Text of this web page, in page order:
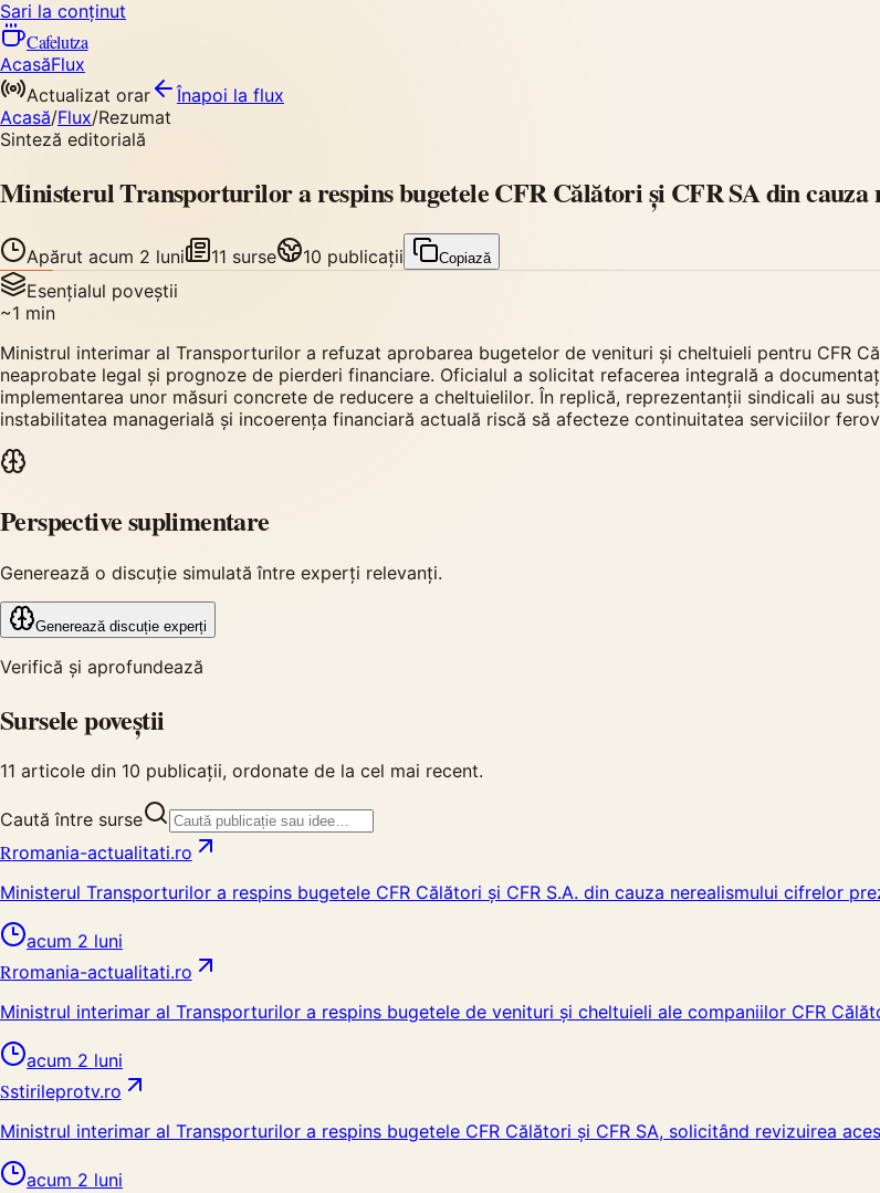
Sari la conținut
Cafelutza
AcasăFlux
Actualizat orar
Înapoi la flux
Acasă/Flux/Rezumat
Sinteză editorială
Ministerul Transporturilor a respins bugetele CFR Călători și CFR SA din
Apărut acum 2 luni 11 surse 10 publicații Copiază
Esențialul poveștii
~1 min
Ministrul interimar al Transporturilor a refuzat aprobarea bugetelor de venituri și cheltuieli pentru CFR
neaprobate legal și prognoze de pierderi financiare. Oficialul a solicitat refacerea integrală a
implementarea unor măsuri concrete de reducere a cheltuielilor. În replică, reprezentanții sindicali au
instabilitatea managerială și incoerența financiară actuală riscă să afecteze continuitatea serviciilor
Perspective suplimentare
Generează o discuție simulată între experți relevanți.
Generează discuție experți
Verifică și aprofundează
Sursele poveștii
11 articole din 10 publicații, ordonate de la cel mai recent.
Caută între surse
Rromania-actualitati.ro
Ministerul Transporturilor a respins bugetele CFR Călători și CFR S.A. din cauza nerealismului cifrelor
acum 2 luni
Rromania-actualitati.ro
Ministrul interimar al Transporturilor a respins bugetele de venituri și cheltuieli ale companiilor CFR
acum 2 luni
Sstirileprotv.ro
Ministrul interimar al Transporturilor a respins bugetele CFR Călători și CFR SA, solicitând revizuirea
acum 2 luni